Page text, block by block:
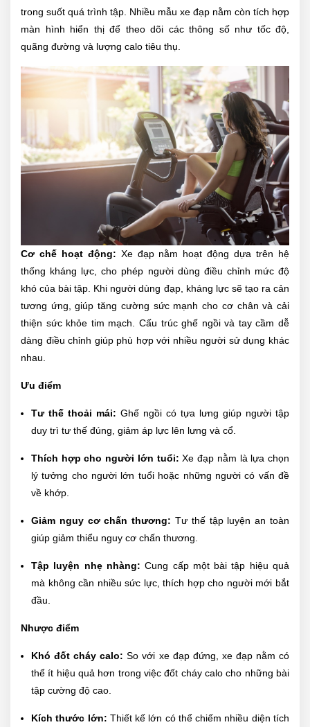
trong suốt quá trình tập. Nhiều mẫu xe đạp nằm còn tích hợp
màn hình hiển thị để theo dõi các thông số như tốc độ,
quãng đường và lượng calo tiêu thụ.
Cơ chế hoạt động: Xe đạp nằm hoạt động dựa trên hệ
thống kháng lực, cho phép người dùng điều chỉnh mức độ
khó của bài tập. Khi người dùng đạp, kháng lực sẽ tạo ra cản
tương ứng, giúp tăng cường sức mạnh cho cơ chân và cải
thiện sức khỏe tim mạch. Cấu trúc ghế ngồi và tay cầm dễ
dàng điều chỉnh giúp phù hợp với nhiều người sử dụng khác
nhau.
Ưu điểm
Tư thế thoải mái: Ghế ngồi có tựa lưng giúp người tập
duy trì tư thế đúng, giảm áp lực lên lưng và cổ.
Thích hợp cho người lớn tuổi: Xe đạp nằm là lựa chọn
lý tưởng cho người lớn tuổi hoặc những người có vấn đề
về khớp.
Giảm nguy cơ chấn thương: Tư thế tập luyện an toàn
giúp giảm thiểu nguy cơ chấn thương.
Tập luyện nhẹ nhàng: Cung cấp một bài tập hiệu quả
mà không cần nhiều sức lực, thích hợp cho người mới bắt
đầu.
Nhược điểm
Khó đốt cháy calo: So với xe đạp đứng, xe đạp nằm có
thể ít hiệu quả hơn trong việc đốt cháy calo cho những bài
tập cường độ cao.
Kích thước lớn: Thiết kế lớn có thể chiếm nhiều diện tích